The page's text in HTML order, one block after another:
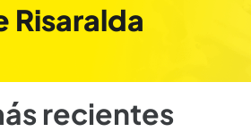
Risaralda
recientes